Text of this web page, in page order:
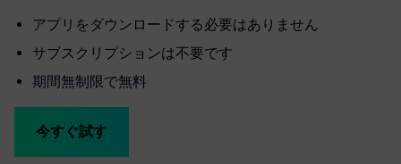
アプリをダウンロードする必要はありません
サブスクリプションは不要です
期間無制限で無料
今すぐ試す